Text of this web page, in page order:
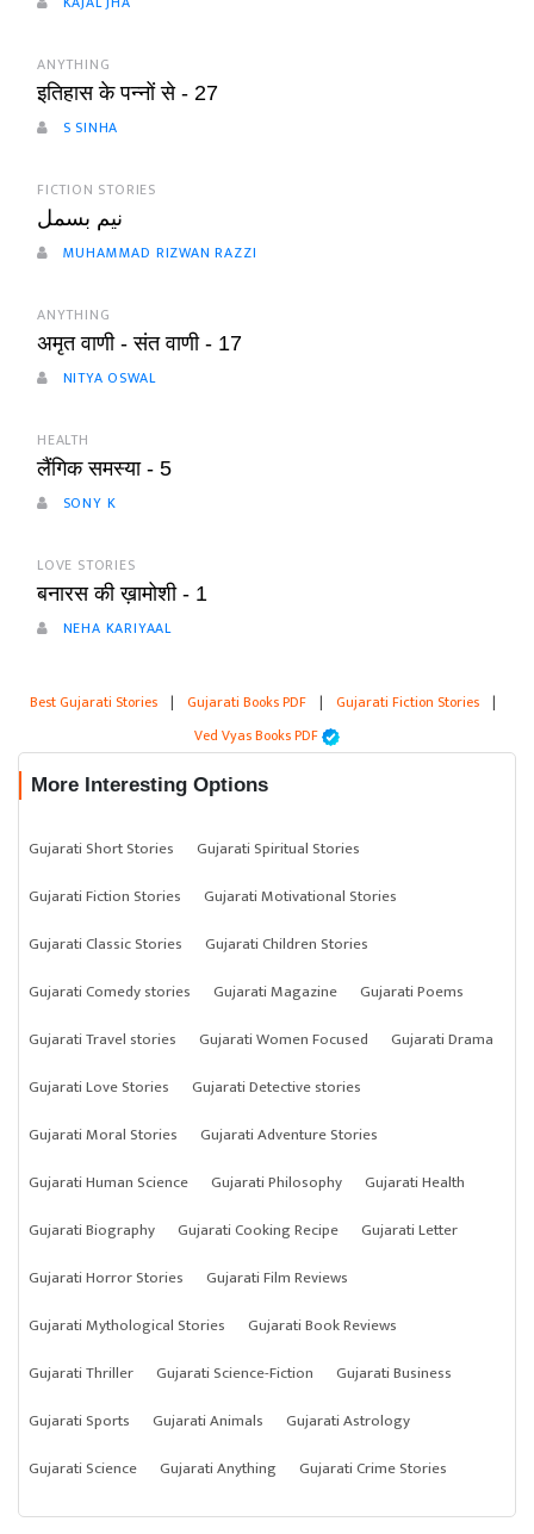
ANYTHING
इतिहास के पन्नों से - 27
S SINHA
FICTION STORIES
نیم بسمل
MUHAMMAD RIZWAN RAZZI
ANYTHING
अमृत वाणी - संत वाणी - 17
NITYA OSWAL
HEALTH
लैंगिक समस्या - 5
SONY K
LOVE STORIES
बनारस की ख़ामोशी - 1
NEHA KARIYAAL
Best Gujarati Stories | Gujarati Books PDF | Gujarati Fiction Stories |
Ved Vyas Books PDF
More Interesting Options
Gujarati Short Stories
Gujarati Spiritual Stories
Gujarati Fiction Stories
Gujarati Motivational Stories
Gujarati Classic Stories
Gujarati Children Stories
Gujarati Comedy stories
Gujarati Magazine
Gujarati Poems
Gujarati Travel stories
Gujarati Women Focused
Gujarati Drama
Gujarati Love Stories
Gujarati Detective stories
Gujarati Moral Stories
Gujarati Adventure Stories
Gujarati Human Science
Gujarati Philosophy
Gujarati Health
Gujarati Biography
Gujarati Cooking Recipe
Gujarati Letter
Gujarati Horror Stories
Gujarati Film Reviews
Gujarati Mythological Stories
Gujarati Book Reviews
Gujarati Thriller
Gujarati Science-Fiction
Gujarati Business
Gujarati Sports
Gujarati Animals
Gujarati Astrology
Gujarati Science
Gujarati Anything Gujarati Crime Stories